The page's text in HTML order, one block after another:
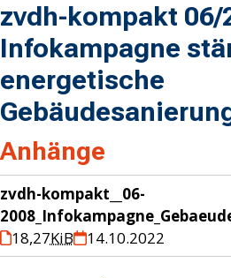
zvdh-kompakt 06/
Infokampagne
energetische
Anhänge
zvdh-kompakt__06-
18,27KiB 14.10.2022